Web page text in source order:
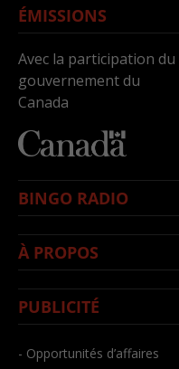
ÉMISSIONS
Avec la participation du
gouvernement du
Canada
BINGO RADIO
À PROPOS
PUBLICITÉ
- Opportunités d’affaires